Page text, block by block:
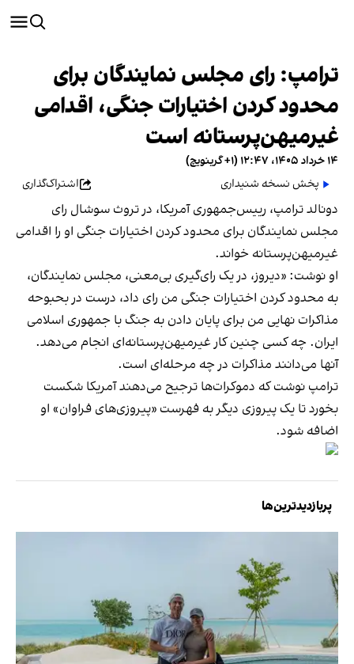
ترامپ: رای مجلس نمایندگان برای
محدود کردن اختیارات جنگی، اقدامی
غیرمیهن‌پرستانه‌ است
۱۴ خرداد ۱۴۰۵، ۱۲:۴۷ (‎+۱ گرینویچ)
پخش نسخه شنیداری
اشتراک‌گذاری
دونالد ترامپ، رییس‌جمهوری آمریکا، در تروث سوشال رای
مجلس نمایندگان برای محدود کردن اختیارات جنگی او را اقدامی
غیرمیهن‌پرستانه‌ خواند.
او نوشت: «دیروز، در یک رای‌گیری بی‌معنی، مجلس نمایندگان،
به محدود کردن اختیارات جنگی من رای داد، درست در بحبوحه
مذاکرات نهایی من برای پایان دادن به جنگ با جمهوری اسلامی
ایران. چه کسی چنین کار غیرمیهن‌پرستانه‌ای انجام می‌دهد.
آنها می‌دانند مذاکرات در چه مرحله‌ای است.
ترامپ نوشت که دموکرات‌ها ترجیح می‌دهند آمریکا شکست
بخورد تا یک پیروزی دیگر به فهرست «پیروزی‌های فراوان» او
اضافه شود.
پربازدیدترین‌ها